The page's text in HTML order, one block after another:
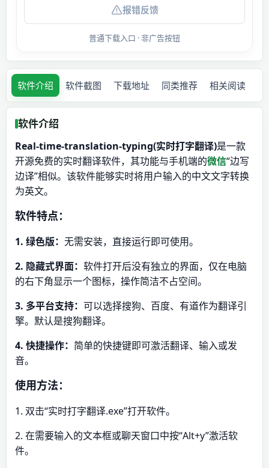
报错反馈
普通下载入口 · 非广告按钮
软件介绍 软件截图 下载地址 同类推荐 相关阅读
软件介绍
Real-time-translation-typing(实时打字翻译)是一款
开源免费的实时翻译软件，其功能与手机端的微信“边写
边译”相似。该软件能够实时将用户输入的中文文字转换
为英文。
软件特点：
1. 绿色版： 无需安装，直接运行即可使用。
2. 隐藏式界面： 软件打开后没有独立的界面，仅在电脑
的右下角显示一个图标，操作简洁不占空间。
3. 多平台支持： 可以选择搜狗、百度、有道作为翻译引
擎。默认是搜狗翻译。
4. 快捷操作： 简单的快捷键即可激活翻译、输入或发
音。
使用方法：
1. 双击“实时打字翻译.exe”打开软件。
2. 在需要输入的文本框或聊天窗口中按“Alt+y”激活软
件。